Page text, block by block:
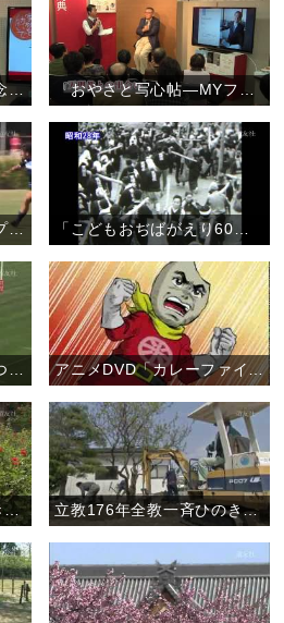
「ジャパンラグビートップリーグ奈良県初開催 〝親里で天理出身の選手が凱旋試合〟」（10月19日） 「こどもおぢばがえり60周年記念 こどもおぢばがえりの元をたずねて」
「第８回関西ラグビーまつり ルポ『花園で伝説の名勝負 再び』」 アニメDVD「カレーファイブ」第２弾！
立教176年全教一斉ひのきしんデー・鹿児島教区大島支部 （4月29日） 立教176年全教一斉ひのきしんデー・長野教区松筑支部 （4月29日）